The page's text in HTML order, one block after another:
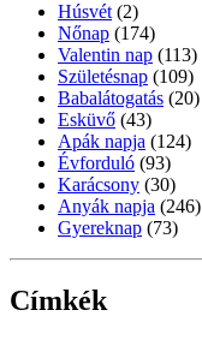
Húsvét (2)
Nőnap (174)
Valentin nap (113)
Születésnap (109)
Babalátogatás (20)
Esküvő (43)
Apák napja (124)
Évforduló (93)
Karácsony (30)
Anyák napja (246)
Gyereknap (73)
Címkék